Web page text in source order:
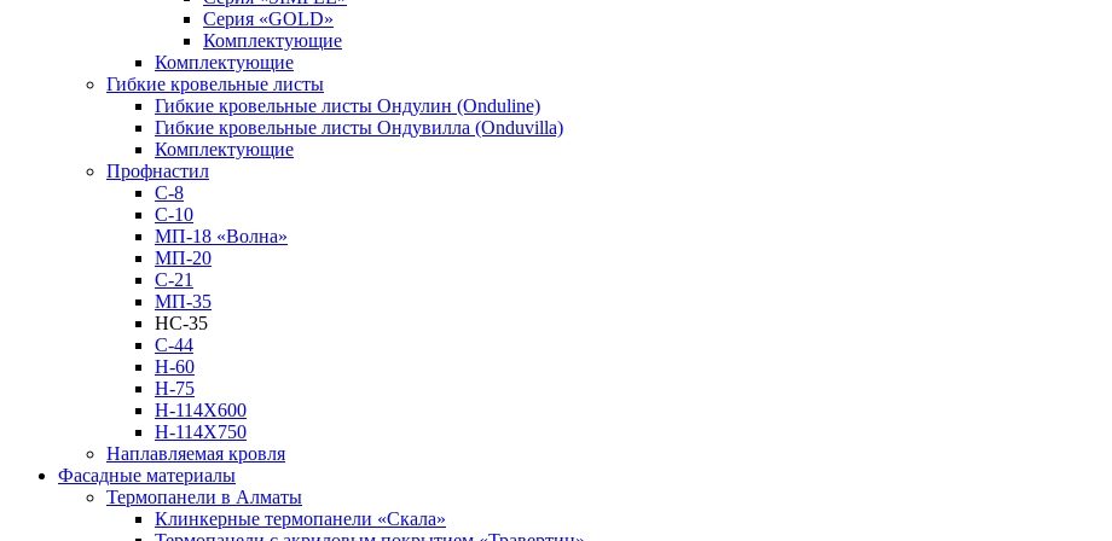
Серия «GOLD»
Комплектующие
Комплектующие
Гибкие кровельные листы
Гибкие кровельные листы Ондулин (Onduline)
Гибкие кровельные листы Ондувилла (Onduvilla)
Комплектующие
Профнастил
С-8
С-10
МП-18 «Волна»
МП-20
С-21
МП-35
НС-35
С-44
Н-60
Н-75
Н-114Х600
Н-114Х750
Наплавляемая кровля
Фасадные материалы
Термопанели в Алматы
Клинкерные термопанели «Скала»